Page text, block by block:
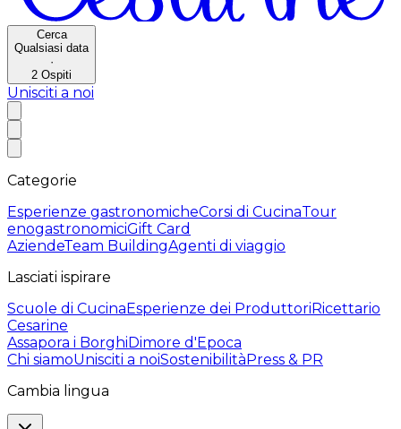
Cerca
Qualsiasi data
·
2 Ospiti
Unisciti a noi
Categorie
Esperienze gastronomicheCorsi di CucinaTour
enogastronomiciGift Card
AziendeTeam BuildingAgenti di viaggio
Lasciati ispirare
Scuole di CucinaEsperienze dei ProduttoriRicettario
Cesarine
Assapora i BorghiDimore d'Epoca
Chi siamoUnisciti a noiSostenibilitàPress & PR
Cambia lingua